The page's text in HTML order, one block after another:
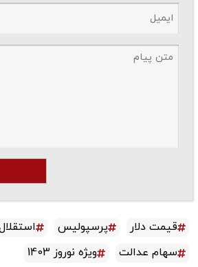
دلار پرسپولیس استقلال
عدالت
ویژه نوروز 1403